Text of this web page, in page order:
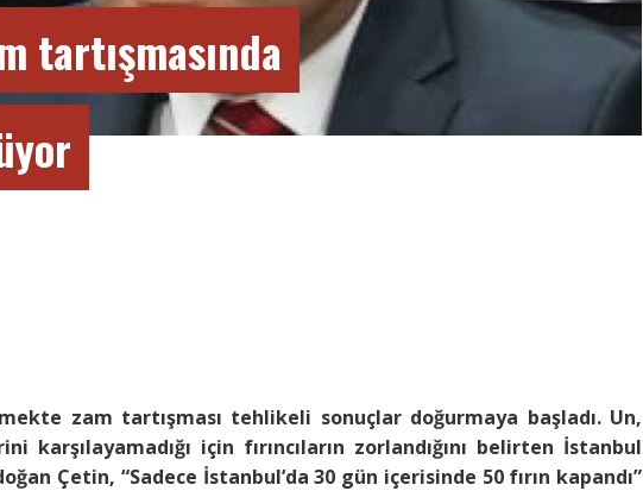
tartışmasında
zam tartışması tehlikeli sonuçlar doğurmaya başladı. Un,
için fırıncıların zorlandığını belirten İstanbul
Çetin, “Sadece İstanbul’da 30 gün içerisinde 50 fırın kapandı”